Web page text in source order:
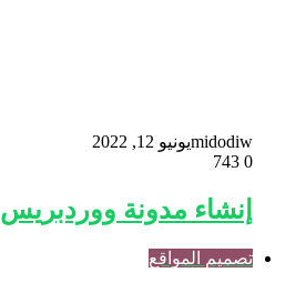
midodiwيونيو 12, 2022
0
إنشاء مدونة ووردبريس
تصميم المواقع